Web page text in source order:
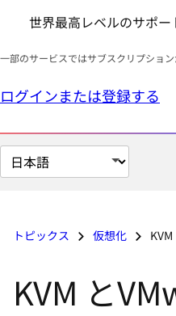
世界最高レベルのサポー
一部のサービスではサブスクリプション
ログインまたは登録する
ペ
ー
トピックス 仮想化
KVM と